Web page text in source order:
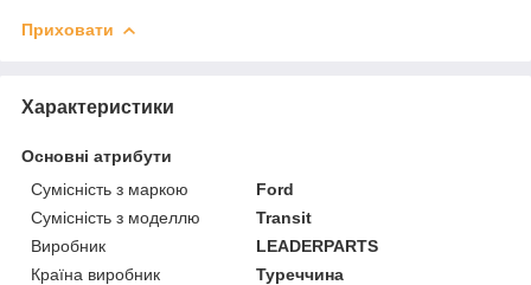
Приховати
Характеристики
Основні атрибути
Сумісність з маркою
Ford
Сумісність з моделлю
Transit
Виробник
LEADERPARTS
Країна виробник
Туреччина